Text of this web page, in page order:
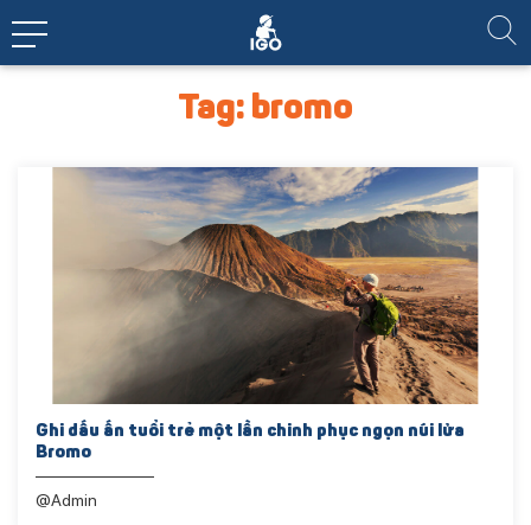
Tag: bromo
Ghi dấu ấn tuổi trẻ một lần chinh phục ngọn núi lửa
Bromo
@Admin